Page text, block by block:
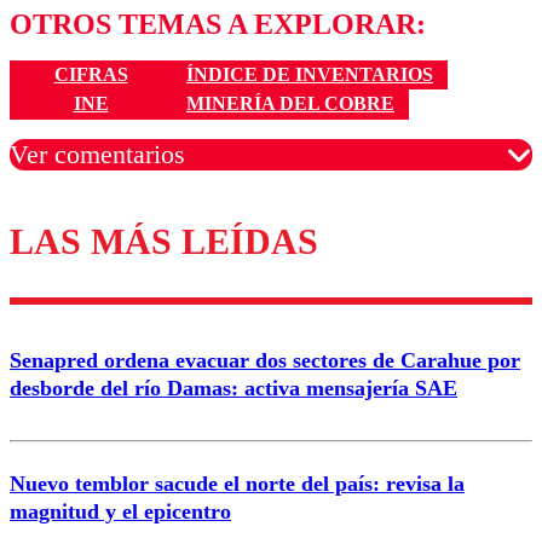
OTROS TEMAS A EXPLORAR:
CIFRAS
ÍNDICE DE INVENTARIOS
INE
MINERÍA DEL COBRE
Ver comentarios
Los comentarios son moderados para garantizar un
diálogo respetuoso.
Nombre
Correo
LAS MÁS LEÍDAS
Senapred ordena evacuar dos sectores de Carahue por
desborde del río Damas: activa mensajería SAE
Nuevo temblor sacude el norte del país: revisa la
magnitud y el epicentro